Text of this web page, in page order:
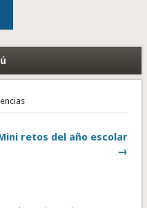
retos del año escolar
→